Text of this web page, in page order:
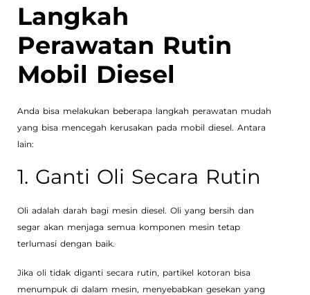
Langkah
Perawatan Rutin
Mobil Diesel
Anda bisa melakukan beberapa langkah perawatan mudah
yang bisa mencegah kerusakan pada mobil diesel. Antara
lain:
1. Ganti Oli Secara Rutin
Oli adalah darah bagi mesin diesel. Oli yang bersih dan
segar akan menjaga semua komponen mesin tetap
terlumasi dengan baik.
Jika oli tidak diganti secara rutin, partikel kotoran bisa
menumpuk di dalam mesin, menyebabkan gesekan yang